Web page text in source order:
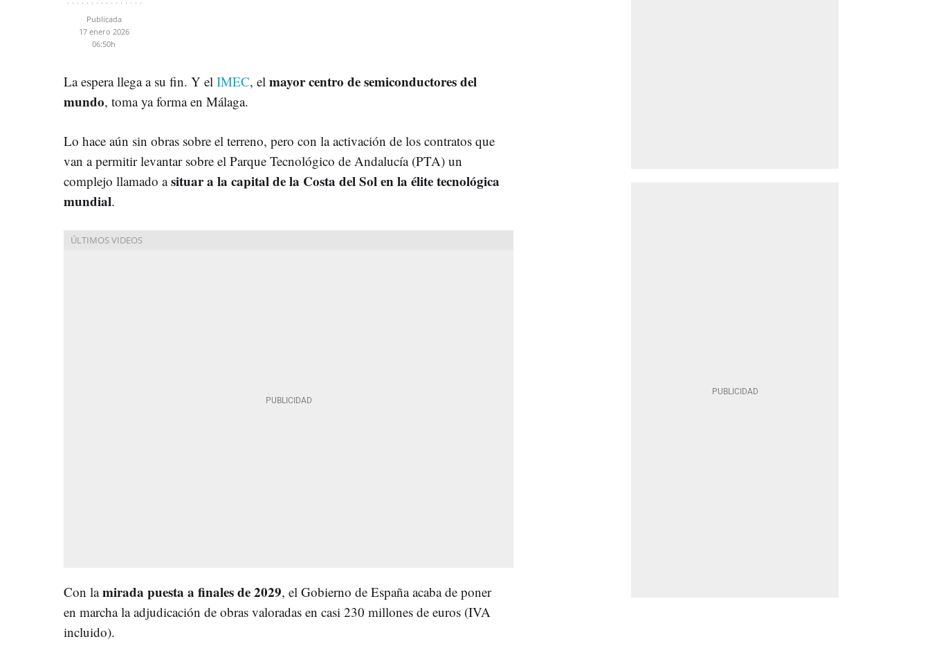
Publicada
17 enero 2026
06:50h
La espera llega a su fin. Y el IMEC, el mayor centro de semiconductores del
mundo, toma ya forma en Málaga.
Lo hace aún sin obras sobre el terreno, pero con la activación de los contratos que
van a permitir levantar sobre el Parque Tecnológico de Andalucía (PTA) un
complejo llamado asituar a la capital de la Costa del Sol en la élite tecnológica
mundial.
Con lamirada puesta a finales de 2029, el Gobierno de España acaba de poner
en marcha la adjudicación de obras valoradas en casi 230 millones de euros (IVA
incluido).